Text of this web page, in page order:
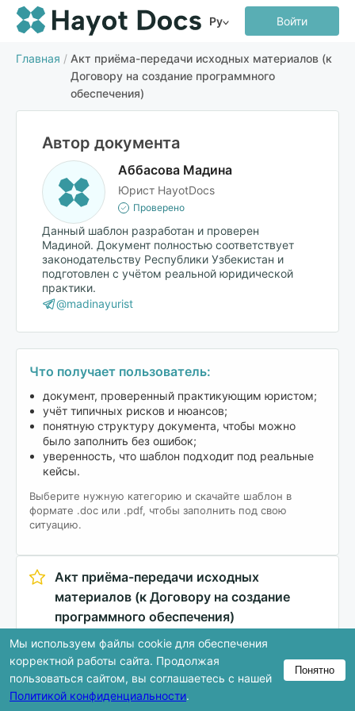
Ру Войти
Главная / Акт приёма-передачи исходных материалов (к
Договору на создание программного
обеспечения)
Автор документа
Аббасова Мадина
Юрист HayotDocs
Проверено
Данный шаблон разработан и проверен
Мадиной. Документ полностью соответствует
законодательству Республики Узбекистан и
подготовлен с учётом реальной юридической
практики.
@madinayurist
Что получает пользователь:
документ, проверенный практикующим юристом;
учёт типичных рисков и нюансов;
понятную структуру документа, чтобы можно
было заполнить без ошибок;
уверенность, что шаблон подходит под реальные
кейсы.
Выберите нужную категорию и скачайте шаблон в
формате .doc или .pdf, чтобы заполнить под свою
ситуацию.
Акт приёма-передачи исходных
материалов (к Договору на создание
программного обеспечения)
IT и интеллектуальные права
Заказать / Оказать услуги
Мы используем файлы cookie для обеспечения
корректной работы сайта. Продолжая
пользоваться сайтом, вы соглашаетесь с нашей
Политикой конфиденциальности.
Понятно